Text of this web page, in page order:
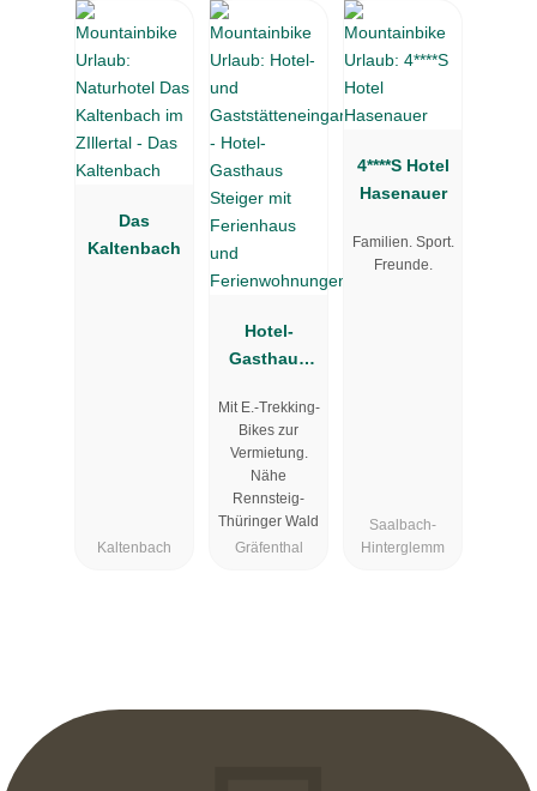
Das
Kaltenbach
Kaltenbach
Hotel-
Gasthaus
Ferienhaus
und
Ferienwohn
ungen
Mit E.-Trekking-
Bikes zur
Vermietung.
Nähe
Rennsteig-
Thüringer Wald
Gräfenthal
4****S Hotel
Hasenauer
Familien. Sport.
Freunde.
Saalbach-
Hinterglemm